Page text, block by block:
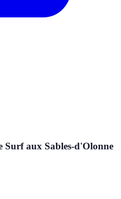
Surf aux Sables-d'Olonne